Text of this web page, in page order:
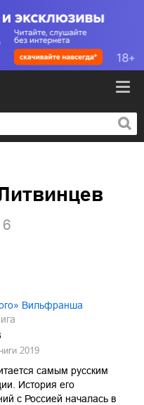
6
Вильфранша
2019
самым русским
История его
с Россией началась в